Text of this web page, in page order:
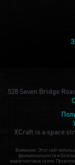
528 Seven Bridge
XCraft is a space
Внимание: Этот сайт
функциональности и
маркетинговых целях.